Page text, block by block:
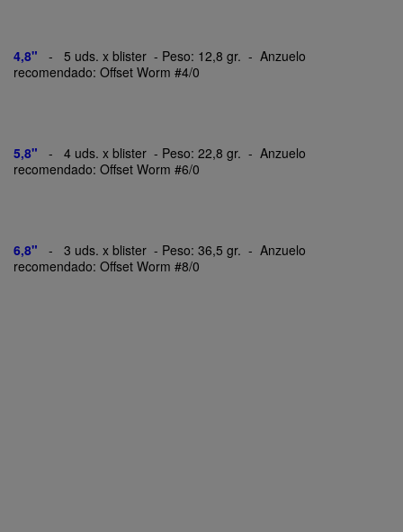
4,8"
- 5 uds. x blister - Peso: 12,8 gr. - Anzuelo
recomendado: Offset Worm #4/0
5,8"
- 4 uds. x blister - Peso: 22,8 gr. - Anzuelo
recomendado: Offset Worm #6/0
6,8" - 3 uds. x blister - Peso: 36,5 gr. - Anzuelo
recomendado: Offset Worm #8/0